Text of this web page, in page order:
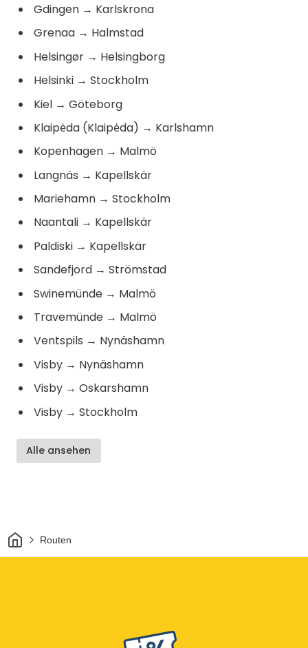
Gdingen → Karlskrona
Grenaa → Halmstad
Helsingør → Helsingborg
Helsinki → Stockholm
Kiel → Göteborg
Klaipėda (Klaipėda) → Karlshamn
Kopenhagen → Malmö
Langnäs → Kapellskär
Mariehamn → Stockholm
Naantali → Kapellskär
Paldiski → Kapellskär
Sandefjord → Strömstad
Swinemünde → Malmö
Travemünde → Malmö
Ventspils → Nynäshamn
Visby → Nynäshamn
Visby → Oskarshamn
Visby → Stockholm
Alle ansehen
HeimRouten